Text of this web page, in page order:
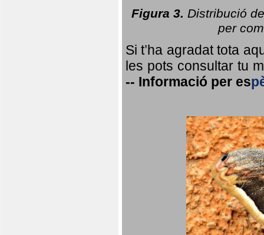
Figura 3. Distribució
per
Si t’ha agradat tota
les pots consultar tu
-- Informació per es